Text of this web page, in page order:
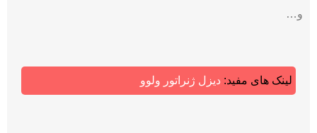
و…
لینک های مفید: دیزل ژنراتور ولوو